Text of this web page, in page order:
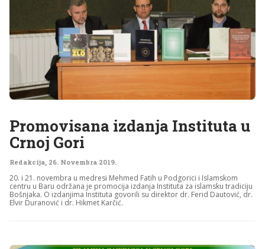
Promovisana izdanja Instituta u
Crnoj Gori
Redakcija, 26. Novembra 2019.
20. i 21. novembra u medresi Mehmed Fatih u Podgorici i Islamskom
centru u Baru održana je promocija izdanja Instituta za islamsku tradiciju
Bošnjaka. O izdanjima Instituta govorili su direktor dr. Ferid Dautović, dr.
Elvir Duranović i dr. Hikmet Karčić.